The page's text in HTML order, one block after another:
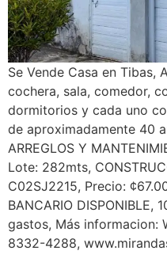
Se Vende Casa en Tibas,
cochera, sala, comedor,
dormitorios y cada uno
de aproximadamente 40
ARREGLOS Y
Lote: 282mts,
C02SJ2215, Precio:
BANCARIO DISPONIBLE,
gastos, Más informacion:
8332-4288,